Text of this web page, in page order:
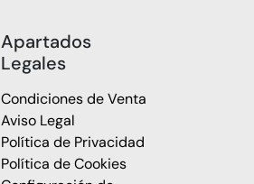
Apartados
Legales
Condiciones de Venta
Aviso Legal
Política de Privacidad
Política de Cookies